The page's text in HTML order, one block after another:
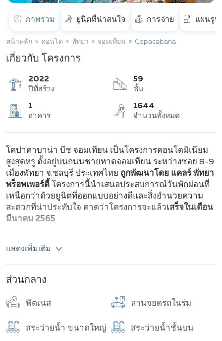
ภาพรวม ยูนิตที่น่าสนใจ การจ่าย แผนรูป
หน้าหลัก คอนโด พัทยา จอมเทียน Copacabana
เกี่ยวกับ โครงการ
2022
ปีที่สร้าง
59
ชั้น
1
อาคาร
1644
จำนวนทั้งหมด
โคปาคาบาน่า บีช จอมเทียน เป็นโครงการคอนโดมิเนียม
สูงสุดหรู ตั้งอยู่บนถนนชายหาดจอมเทียน ระหว่างซอย 8-9
เมืองพัทยา จ.ชลบุรี ประเทศไทย ถูกพัฒนาโดย แคลร์ พัทยา
พร็อพเพอร์ตี้ โครงการนี้นำเสนอประสบการณ์วันพักผ่อนที่
เหนือกว่าด้วยยูนิตที่ออกแบบอย่างดีและสิ่งอำนวยความ
สะดวกที่น่าประทับใจ คาดว่าโครงการจะแล้วเสร็จในเดือน
มีนาคม 2565
ประเภท:
2 ห้องนอน
อำนวยความสะดวกที่จะทำให้คุณประทับใจตั้งแต่ก้าวเข้าสู่
โครงการ โครงการประกอบด้วยบีชคลับและเลานจ์ สระว่าย
แสดงเพิ่มเติม
ส่วนกลาง
ฟิตเนส ลานจอดรถในร่ม
สระว่ายน้ำ ขนาดใหญ่ สระว่ายน้ำชั้นบน